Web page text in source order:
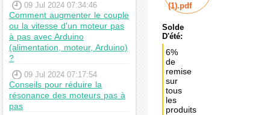
09 Jul 2024 07:34:46
Comment augmenter le couple
ou la vitesse d'un moteur pas
à pas avec Arduino
(alimentation, moteur, Arduino)
?
09 Jul 2024 07:17:54
Conseils pour réduire la
résonance des moteurs pas à
pas
(1).pdf
Solde
D'été:
6%
de
remise
sur
tous
les
produits